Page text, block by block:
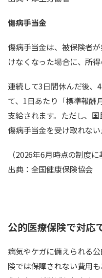
傷病手当金
傷病手当金は、被保険者
けなくなった場合に、所
連続して3日間休んだ後、
て、1日あたり「標準報
支給されます。ただし、
傷病手当金を受け取れない
（2026年6月時点の制度に
出典：全国健康保険協会
公的医療保険で対応
病気やケガに備えられる
険では保障されない費用